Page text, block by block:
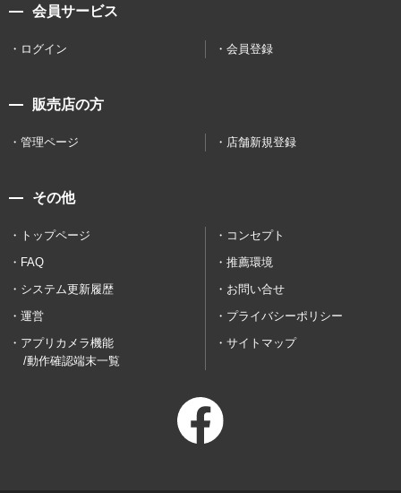
会員サービス
ログイン 会員登録
販売店の方
管理ページ 店舗新規登録
その他
トップページ
コンセプト
FAQ
推薦環境
システム更新履歴
お問い合せ
運営
プライバシーポリシー
アプリカメラ機能
/動作確認端末一覧
サイトマップ